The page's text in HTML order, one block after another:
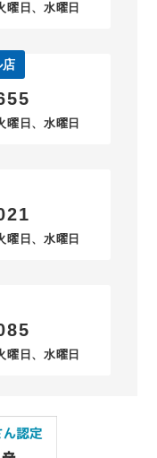
日、水曜日
日、水曜日
日、水曜日
日、水曜日